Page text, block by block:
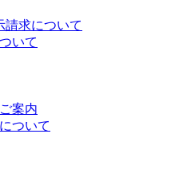
請求について
いて
案内
ついて